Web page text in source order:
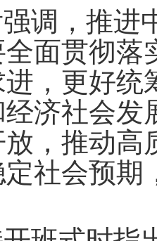
调，推进
面贯彻落
，更好
济社会
，推动高
社会预期